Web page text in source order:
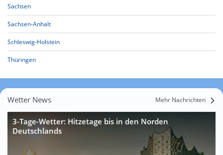
Sachsen
Sachsen-Anhalt
Schleswig-Holstein
Thüringen
Wetter News Mehr Nachrichten
3-Tage-Wetter: Hitzetage bis in den Norden
Deutschlands